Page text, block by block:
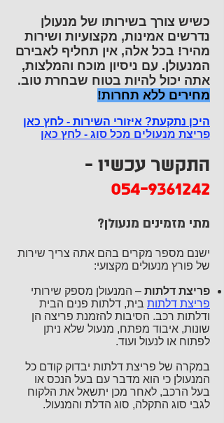
כשיש צורך בשירותו של מנעולן
נדרשים אמינות, מקצועיות ושירות
מהיר! בכל אלה, אין תחליף לאבירם
המנעולן. עם ניסיון מוכח והמלצות,
אתה יכול להיות בטוח שבחרת טוב.
מחירים ללא תחרות!
היכן נתקעת? איזורי השירות - לחץ כאן
פריצת מנעולים מכל סוג - לחץ כאן
התקשר עכשיו -
054-9361242
מתי מזמינים מנעולן?
ישנם מספר מקרים בהם אתה צריך שירות
של פורץ מנעולים מקצועי:
פריצת דלתות – המנעולן מספק שירותי
פריצת דלתות בית, דלתות פנים הבית
ודלתות רכב. הסיבות להזמנת פריצה הן
שונות, איבוד מפתח, מנעול שלא ניתן
לפתוח או לנעול ועוד.
במקרה של פריצת דלתות יבדוק קודם כל
המנעולן כי הוא מדבר עם בעל הנכס או
בעל הרכב, לאחר מכן יתשאל את הלקוח
לגבי סוג התקלה, סוג הדלת והמנעול.